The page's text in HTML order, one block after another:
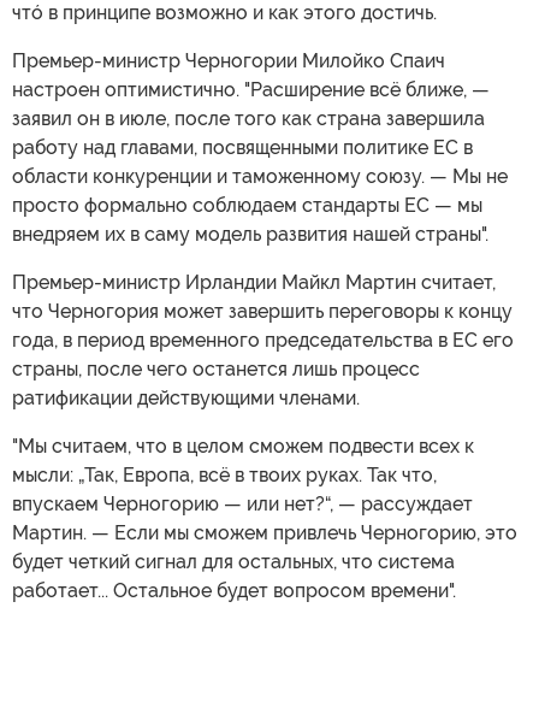
чтó в принципе возможно и как этого достичь.
Премьер-министр Черногории Милойко Спаич
настроен оптимистично. "Расширение всё ближе, —
заявил он в июле, после того как страна завершила
работу над главами, посвященными политике ЕС в
области конкуренции и таможенному союзу. — Мы не
просто формально соблюдаем стандарты ЕС — мы
внедряем их в саму модель развития нашей страны".
Премьер-министр Ирландии Майкл Мартин считает,
что Черногория может завершить переговоры к концу
года, в период временного председательства в ЕС его
страны, после чего останется лишь процесс
ратификации действующими членами.
"Мы считаем, что в целом сможем подвести всех к
мысли: „Так, Европа, всё в твоих руках. Так что,
впускаем Черногорию — или нет?“, — рассуждает
Мартин. — Если мы сможем привлечь Черногорию, это
будет четкий сигнал для остальных, что система
работает... Остальное будет вопросом времени".